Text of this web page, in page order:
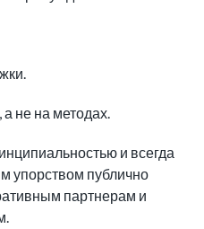
не на методах.
и всегда
упорством публично
партнерам и